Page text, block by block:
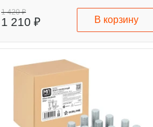
hyundai
kia
equus
mitsubishi
toyota
1 420 ₽
1 210 ₽ В корзину